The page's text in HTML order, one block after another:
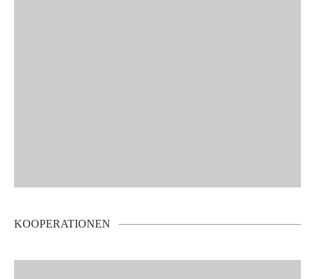
KOOPERATIONEN